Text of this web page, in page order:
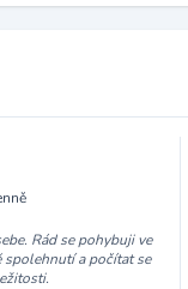
Rád se pohybuji ve
spolehnutí a počítat se